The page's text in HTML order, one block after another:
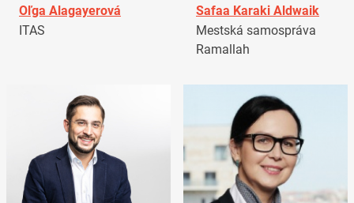
Oľga Alagayerová
ITAS
Safaa Karaki Aldwaik
Mestská samospráva
Ramallah